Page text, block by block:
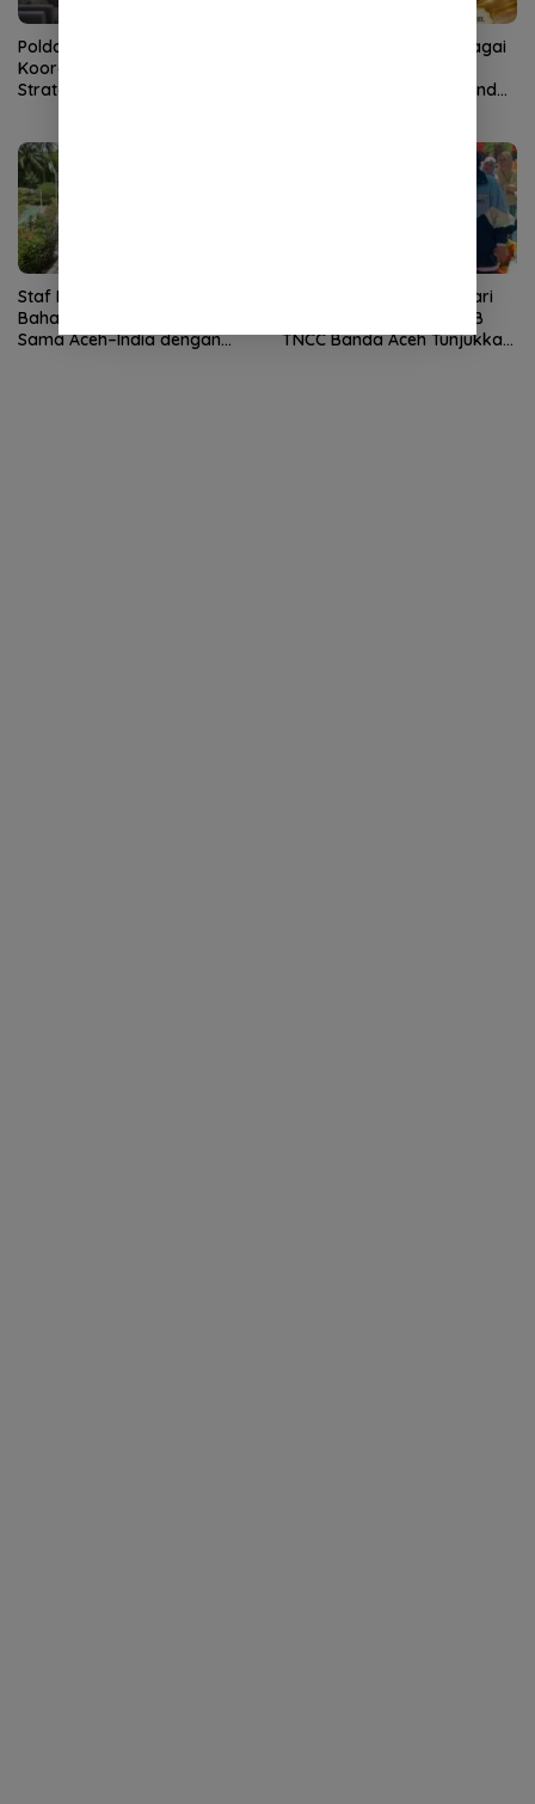
Polda Aceh–PLN Tingkatkan
Koordinasi Amankan Proyek
Strategis
KMA Lantik Dr Sutio sebagai
Banda Aceh, Nursyam Pindah
Staf Khusus Wali Nanggroe
Bahas Penguatan Kerja
Sama Aceh–India dengan
Tampil Percaya Diri di Hari
Anak Nasional, Siswa SLB
TNCC Banda Aceh Tunjukkan